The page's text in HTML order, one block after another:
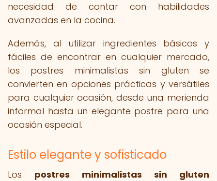
necesidad de contar con habilidades
avanzadas en la cocina.
Además, al utilizar ingredientes básicos y
fáciles de encontrar en cualquier mercado,
los postres minimalistas sin gluten se
convierten en opciones prácticas y versátiles
para cualquier ocasión, desde una merienda
informal hasta un elegante postre para una
ocasión especial.
Estilo elegante y sofisticado
Los postres minimalistas sin gluten